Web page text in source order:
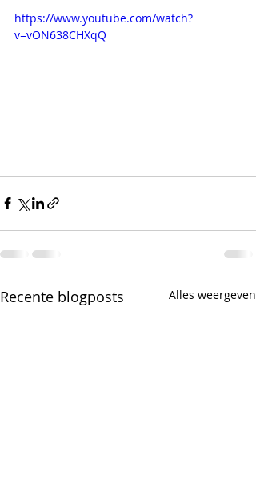
https://www.youtube.com/watch?
v=vON638CHXqQ
Recente blogposts Alles weergeven